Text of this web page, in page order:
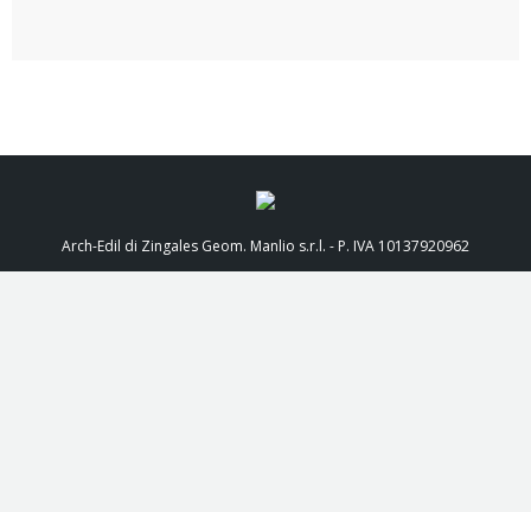
Arch-Edil di Zingales Geom. Manlio s.r.l. - P. IVA 10137920962